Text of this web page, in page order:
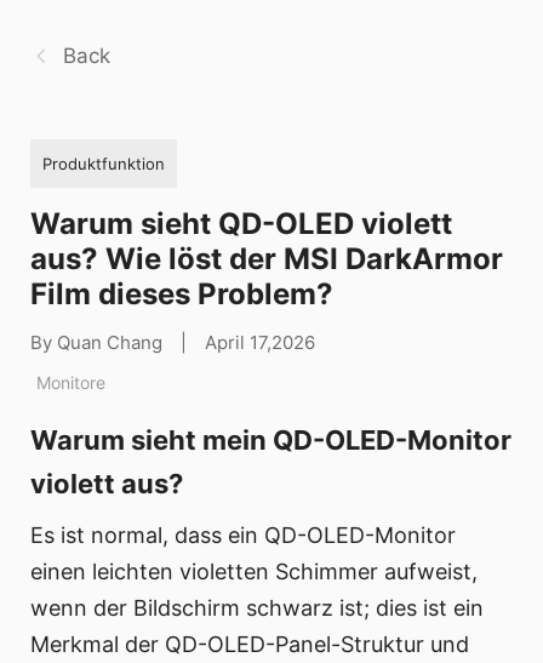
Back
Produktfunktion
Warum sieht QD-OLED violett
aus? Wie löst der MSI DarkArmor
Film dieses Problem?
By Quan Chang April 17,2026
Monitore
Warum sieht mein QD-OLED-Monitor
violett aus?
Es ist normal, dass ein QD-OLED-Monitor
einen leichten violetten Schimmer aufweist,
wenn der Bildschirm schwarz ist; dies ist ein
Merkmal der QD-OLED-Panel-Struktur und